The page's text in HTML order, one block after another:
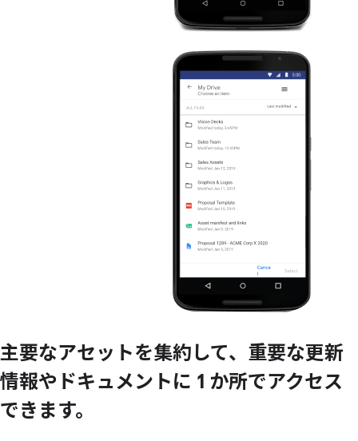
主要なアセットを集約して、 重要な更新
情報や ドキュメントに 1 か所でアクセス
できます。